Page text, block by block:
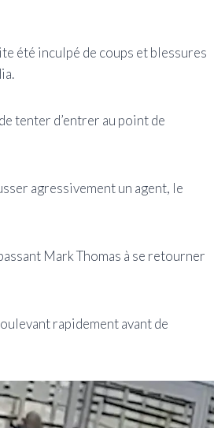
été inculpé de coups et blessures
tenter d’entrer au point de
agressivement un agent, le
Mark Thomas à se retourner
rapidement avant de